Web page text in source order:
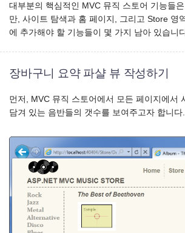
대부분의 핵심적인 MVC 뮤직 스토어 기능들
만, 사이트 탐색과 홈 페이지, 그리고 Store 영
에 추가해야 할 기능들이 몇 가지 남아 있습니
장바구니 요약 파샬 뷰 작성하기
먼저, MVC 뮤직 스토어에서 모든 페이지에서
담겨 있는 음반들의 갯수를 보여주고자 합니다.